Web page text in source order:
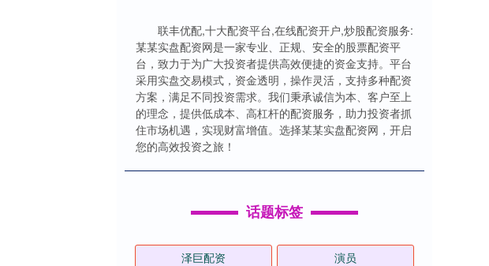
联丰优配,十大配资平台,在线配资开户,炒股配资服务:
某某实盘配资网是一家专业、正规、安全的股票配资平
台，致力于为广大投资者提供高效便捷的资金支持。平台
采用实盘交易模式，资金透明，操作灵活，支持多种配资
方案，满足不同投资需求。我们秉承诚信为本、客户至上
的理念，提供低成本、高杠杆的配资服务，助力投资者抓
住市场机遇，实现财富增值。选择某某实盘配资网，开启
您的高效投资之旅！
话题标签
泽巨配资 演员